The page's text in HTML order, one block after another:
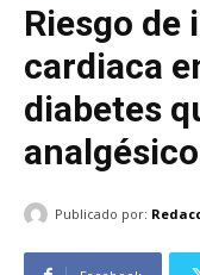
Riesgo
cardiaca
diabetes
Publicado por: